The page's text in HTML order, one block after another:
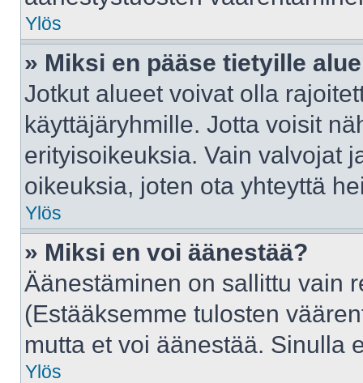
Ylös
» Miksi en pääse tietyille
Jotkut alueet voivat olla
käyttäjäryhmille. Jotta voisit
erityisoikeuksia. Vain valvojat
oikeuksia, joten ota yhteyttä
Ylös
» Miksi en voi äänestää?
Äänestäminen on sallittu vain
(Estääksemme tulosten
mutta et voi äänestää. Sinulla
Ylös